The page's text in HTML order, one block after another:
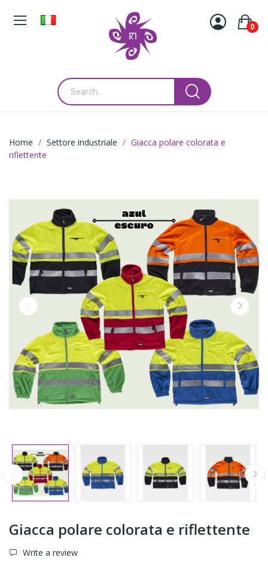
0
Home Settore industriale
Giacca polare colorata e
riflettente
Giacca polare colorata e riflettente
Write a review